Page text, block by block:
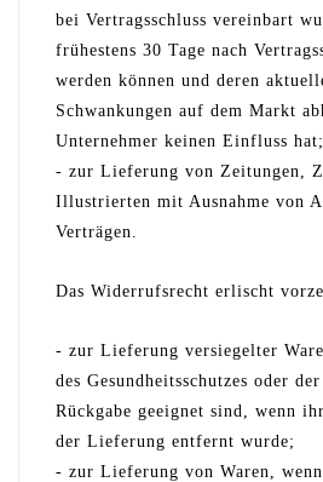
bei Vertragsschluss vereinbart
frühestens 30 Tage nach
werden können und deren
Schwankungen auf dem Markt
Unternehmer keinen Einfluss hat;
- zur Lieferung von Zeitungen,
Illustrierten mit Ausnahme von
Verträgen.
Das Widerrufsrecht erlischt
- zur Lieferung versiegelter
des Gesundheitsschutzes oder
Rückgabe geeignet sind, wenn
der Lieferung entfernt wurde;
- zur Lieferung von Waren,